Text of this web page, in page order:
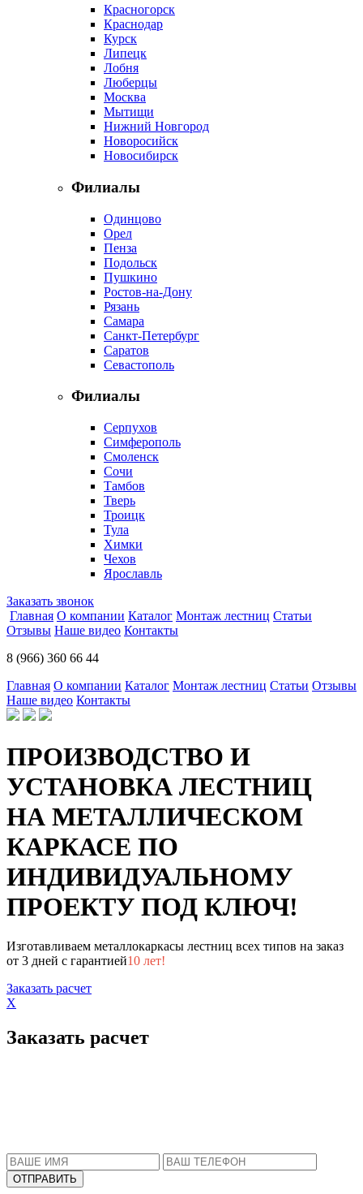
Красногорск
Краснодар
Курск
Липецк
Лобня
Люберцы
Москва
Мытищи
Нижний Новгород
Новоросийск
Новосибирск
Филиалы
Одинцово
Орел
Пенза
Подольск
Пушкино
Ростов-на-Дону
Рязань
Самара
Санкт-Петербург
Саратов
Севастополь
Филиалы
Серпухов
Симферополь
Смоленск
Сочи
Тамбов
Тверь
Троицк
Тула
Химки
Чехов
Ярославль
Заказать звонок
Главная О компании Каталог Монтаж лестниц Статьи
Отзывы Наше видео Контакты
8 (966) 360 66 44
Главная О компании Каталог Монтаж лестниц Статьи Отзывы
Наше видео Контакты
ПРОИЗВОДСТВО И
УСТАНОВКА ЛЕСТНИЦ
НА МЕТАЛЛИЧЕСКОМ
КАРКАСЕ ПО
ИНДИВИДУАЛЬНОМУ
ПРОЕКТУ ПОД КЛЮЧ!
Изготавливаем металлокаркасы лестниц всех типов на заказ
от 3 дней с гарантией10 лет!
Заказать расчет
X
Заказать расчет